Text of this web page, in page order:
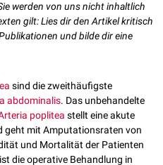
werden von uns nicht inhaltlich
gilt: Lies dir den Artikel kritisch
und bilde dir eine
sind die zweithäufigste
abdominalis. Das unbehandelte
poplitea stellt eine akute
geht mit Amputationsraten von
und Mortalität der Patienten
die operative Behandlung in